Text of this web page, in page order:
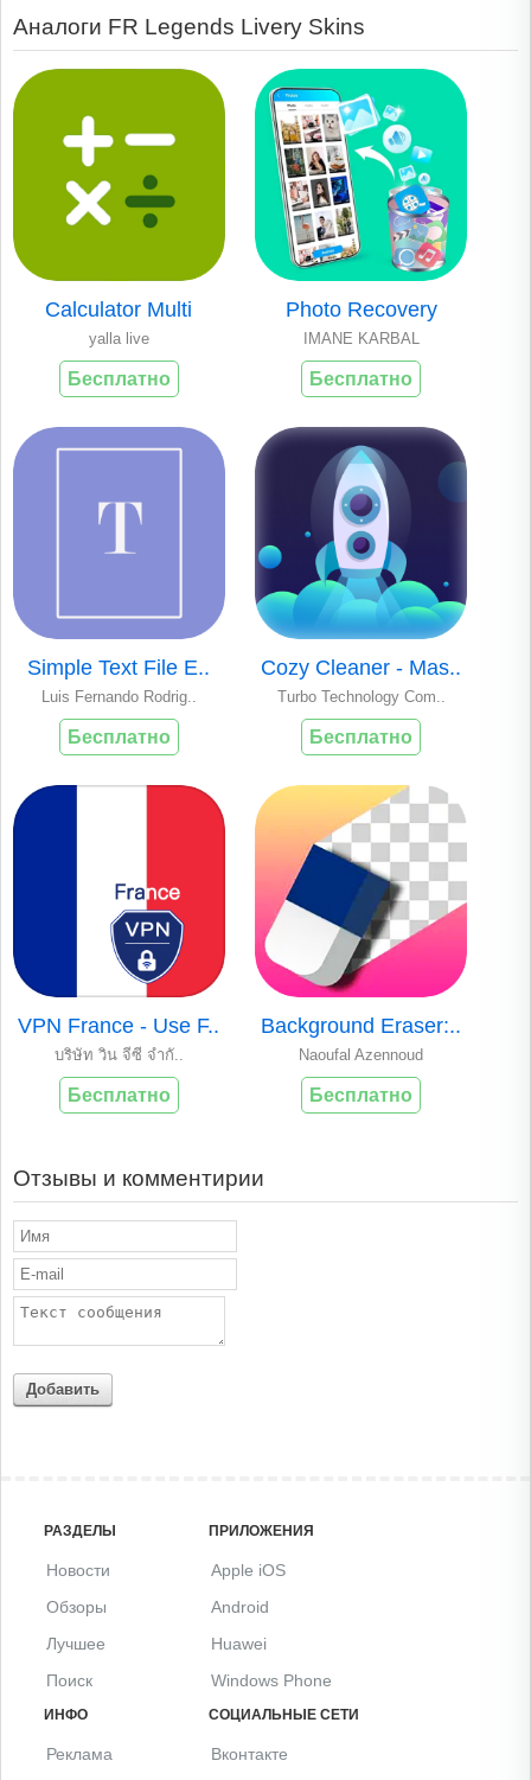
Аналоги FR Legends Livery Skins
Calculator Multi
yalla live
Бесплатно
Photo Recovery
IMANE KARBAL
Бесплатно
Simple Text File E..
Luis Fernando Rodrig..
Бесплатно
Cozy Cleaner - Mas..
Turbo Technology Com..
Бесплатно
VPN France - Use F..
บริษัท วิน จีซี จำกั..
Бесплатно
Background Eraser:..
Naoufal Azennoud
Бесплатно
Отзывы и комментирии
Добавить
РАЗДЕЛЫ
Новости
Обзоры
Лучшее
Поиск
ПРИЛОЖЕНИЯ
Apple iOS
Android
Huawei
Windows Phone
ИНФО
Реклама
СОЦИАЛЬНЫЕ СЕТИ
Вконтакте